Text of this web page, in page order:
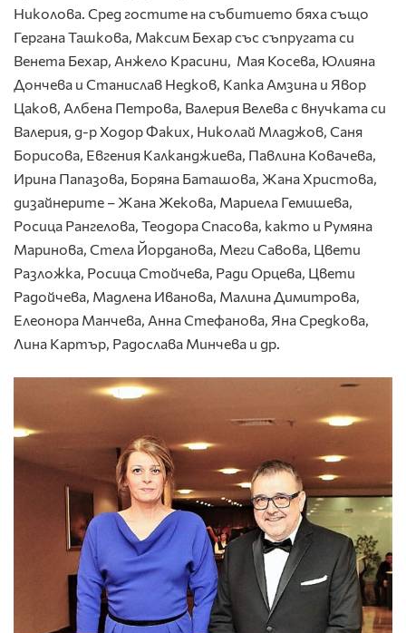
Николова. Сред гостите на събитието бяха също
Гергана Ташкова, Максим Бехар със съпругата си
Венета Бехар, Анжело Красини, Мая Косева, Юлияна
Дончева и Станислав Недков, Капка Амзина и Явор
Цаков, Албена Петрова, Валерия Велева с внучката си
Валерия, д-р Ходор Факих, Николай Младжов, Саня
Борисова, Евгения Калканджиева, Павлина Ковачева,
Ирина Папазова, Боряна Баташова, Жана Христовa,
дизайнерите – Жана Жекова, Мариела Гемишева,
Росица Рангелова, Теодора Спасова, както и Румяна
Маринова, Стела Йорданова, Меги Савова, Цвети
Разложка, Росица Стойчева, Ради Орцева, Цвети
Радойчева, Мадлена Иванова, Малина Димитрова,
Елеонора Манчева, Анна Стефанова, Яна Средкова,
Лина Картър, Радослава Минчева и др.